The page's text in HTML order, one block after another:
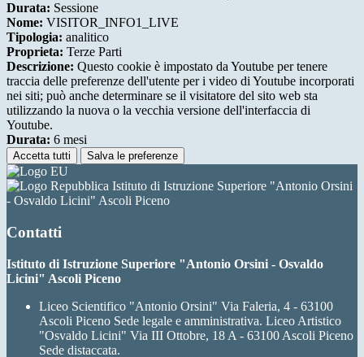
Durata: Sessione
Nome: VISITOR_INFO1_LIVE
Tipologia: analitico
Proprieta: Terze Parti
Descrizione: Questo cookie è impostato da Youtube per tenere
traccia delle preferenze dell'utente per i video di Youtube incorporati
nei siti; può anche determinare se il visitatore del sito web sta
utilizzando la nuova o la vecchia versione dell'interfaccia di
Youtube.
Durata: 6 mesi
Accetta tutti Salva le preferenze
Istituto di Istruzione Superiore "Antonio Orsini
- Osvaldo Licini" Ascoli Piceno
Contatti
Istituto di Istruzione Superiore "Antonio Orsini - Osvaldo
Licini" Ascoli Piceno
Liceo Scientifico "Antonio Orsini" Via Faleria, 4 - 63100
Ascoli Piceno Sede legale e amministrativa. Liceo Artistico
"Osvaldo Licini" Via III Ottobre, 18 A - 63100 Ascoli Piceno
Sede distaccata.